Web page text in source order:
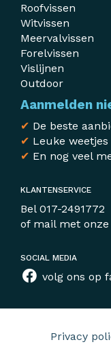
Roofvissen
Witvissen
Meervalvissen
Forelvissen
Vislijnen
Outdoor
Aanmelden
✔ De beste
✔ Leuke weetjes
✔ En nog veel
KLANTENSERVICE
Bel 017-2491772
of mail met
SOCIAL MEDIA
volg ons op
Privacy